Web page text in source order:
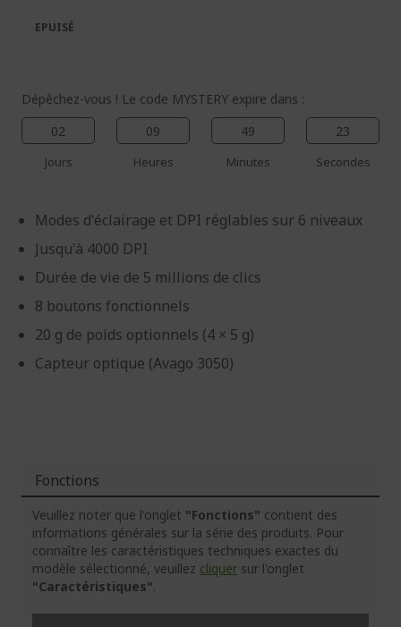
galerie
d’images
Galerie
d’images
Dépêchez-vous ! Le code MYSTERY expire dans :
02
Jours
09
Heures
49
Minutes
23
Secondes
Modes d'éclairage et DPI réglables sur 6 niveaux
Jusqu'à 4000 DPI
Durée de vie de 5 millions de clics
8 boutons fonctionnels
20 g de poids optionnels (4 × 5 g)
Capteur optique (Avago 3050)
EPUISÉ
Fonctions
Veuillez noter que l'onglet "Fonctions" contient des
informations générales sur la série des produits. Pour
connaître les caractéristiques techniques exactes du
modèle sélectionné, veuillez cliquer sur l'onglet
"Caractéristiques".